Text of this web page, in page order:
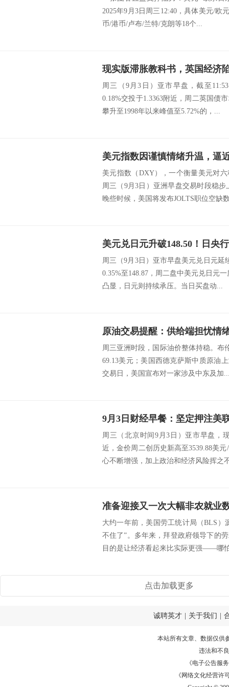
2025年9月3日周三12:40，具体美元/欧
币/港币/卢布/兰特/克朗等18个...
现实版滞胀教科书，英国经济
周三（9月3日）亚市早盘，截至
0.18%交投于1.3363附近，周二英国债
攀升至1998年以来峰值至5.72%的，...
美元指数因谨慎情绪升温，逼
美元指数（DXY），一个衡量美元对
周三（9月3日）亚洲早盘交易时段稳
晚些时候，美国将发布JOLTS职位空缺
周三（9月3日）亚市早盘美元兑日元延
0.35%至148.87，周二盘中美元兑日元
凸显，日元则持续承压。当日买盘动...
周三亚洲时段，国际油价整体持稳。布
69.13美元；美国西德克萨斯中质原油
交易日，美国宣布对一家涉及中东及加
周三（北京时间9月3日）亚市早盘，
近，金价周二创历史新高至3539.88美
心不断增强，加上政治和经济风险挥之
大约一年前，美国劳工统计局（BLS）
不住了”。多年来，拜登政府领导下的
目的是让经济看起来比实际更强——哪
点击加载更多
诚聘英才 关于我们
本站所有文章、数据仅供
违法和不
《电子公告服务
《网络文化经营许